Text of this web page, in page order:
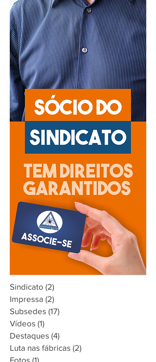
Sindicato (2)
Impressa (2)
Subsedes (17)
Vídeos (1)
Destaques (4)
Luta nas fábricas (2)
Fotos (1)